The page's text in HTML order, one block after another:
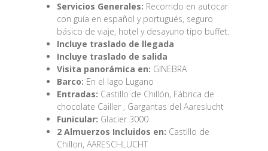
Servicios Generales: Recorrido en autocar
con guía en español y portugués, seguro
básico de viaje, hotel y desayuno tipo buffet.
Incluye traslado de llegada
Incluye traslado de salida
Visita panorámica en: GINEBRA
Barco: En el lago Lugano
Entradas: Castillo de Chillón, Fábrica de
chocolate Cailler , Gargantas del Aareslucht
Funicular: Glacier 3000
2 Almuerzos Incluidos en: Castillo de
Chillon, AARESCHLUCHT